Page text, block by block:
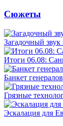
Сюжеты
Загадочный
Итоги 06.08:
Банкет
Грязные
Эскалация для